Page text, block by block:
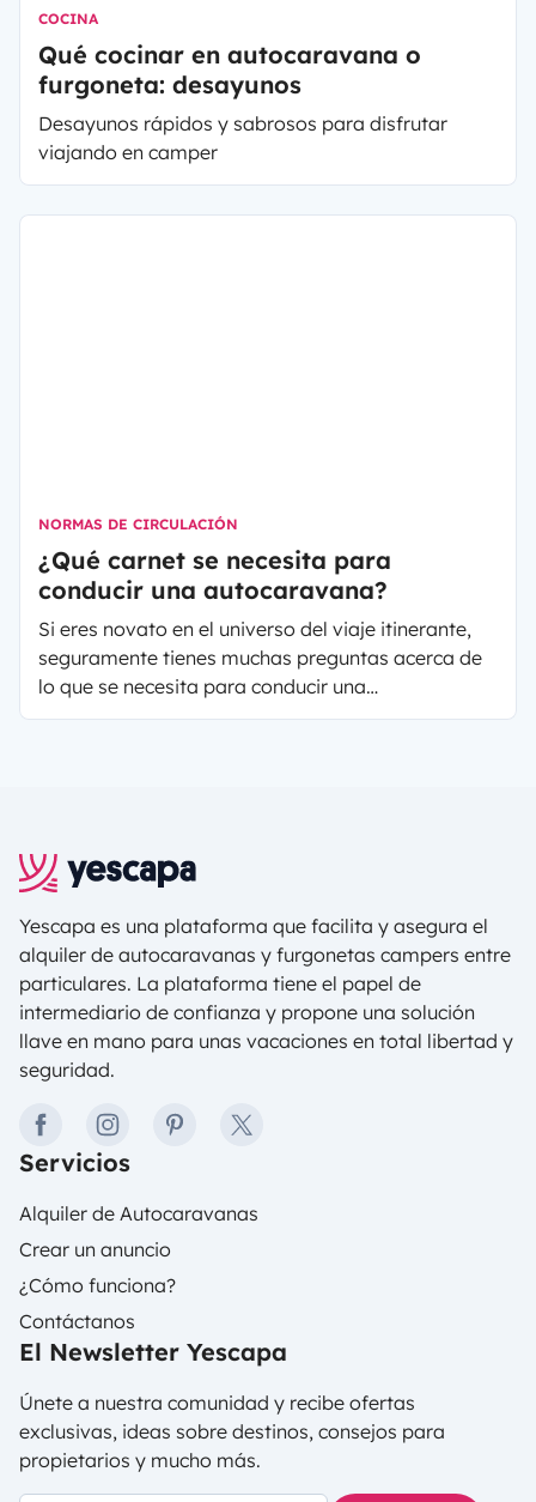
COCINA
Qué cocinar en autocaravana o
furgoneta: desayunos
Desayunos rápidos y sabrosos para disfrutar
viajando en camper
NORMAS DE CIRCULACIÓN
¿Qué carnet se necesita para
conducir una autocaravana?
Si eres novato en el universo del viaje itinerante,
seguramente tienes muchas preguntas acerca de
lo que se necesita para conducir una
autocaravana y otros datos importantes.
Yescapa es una plataforma que facilita y asegura el
alquiler de autocaravanas y furgonetas campers entre
particulares. La plataforma tiene el papel de
intermediario de confianza y propone una solución
llave en mano para unas vacaciones en total libertad y
seguridad.
facebookinstagrampinteresttwitter
Servicios
Alquiler de Autocaravanas
Crear un anuncio
¿Cómo funciona?
Contáctanos
El Newsletter Yescapa
Únete a nuestra comunidad y recibe ofertas
exclusivas, ideas sobre destinos, consejos para
propietarios y mucho más.